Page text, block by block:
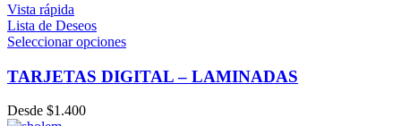
Vista rápida
Lista de Deseos
Seleccionar opciones
TARJETAS DIGITAL – LAMINADAS
Desde $1.400